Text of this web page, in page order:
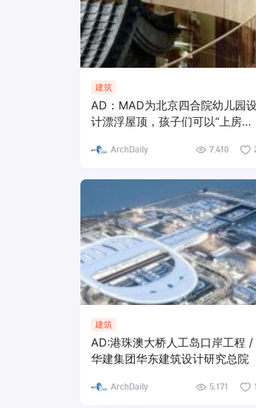
建筑
AD：MAD为北京四合院幼儿园
计漂浮屋顶，孩子们可以“上房揭
ArchDaily 7,410
建筑
AD:港珠澳大桥人工岛口岸工程 /
华建集团华东建筑设计研究总院
ArchDaily 5,171 1